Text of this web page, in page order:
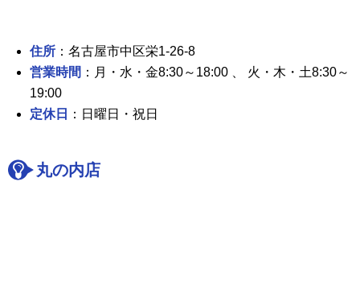
住所 ：名古屋市中区栄1-26-8
営業時間 ：月・水・金8:30～18:00 、 火・木・土8:30～
19:00
定休日
：日曜日・祝日
丸の内店